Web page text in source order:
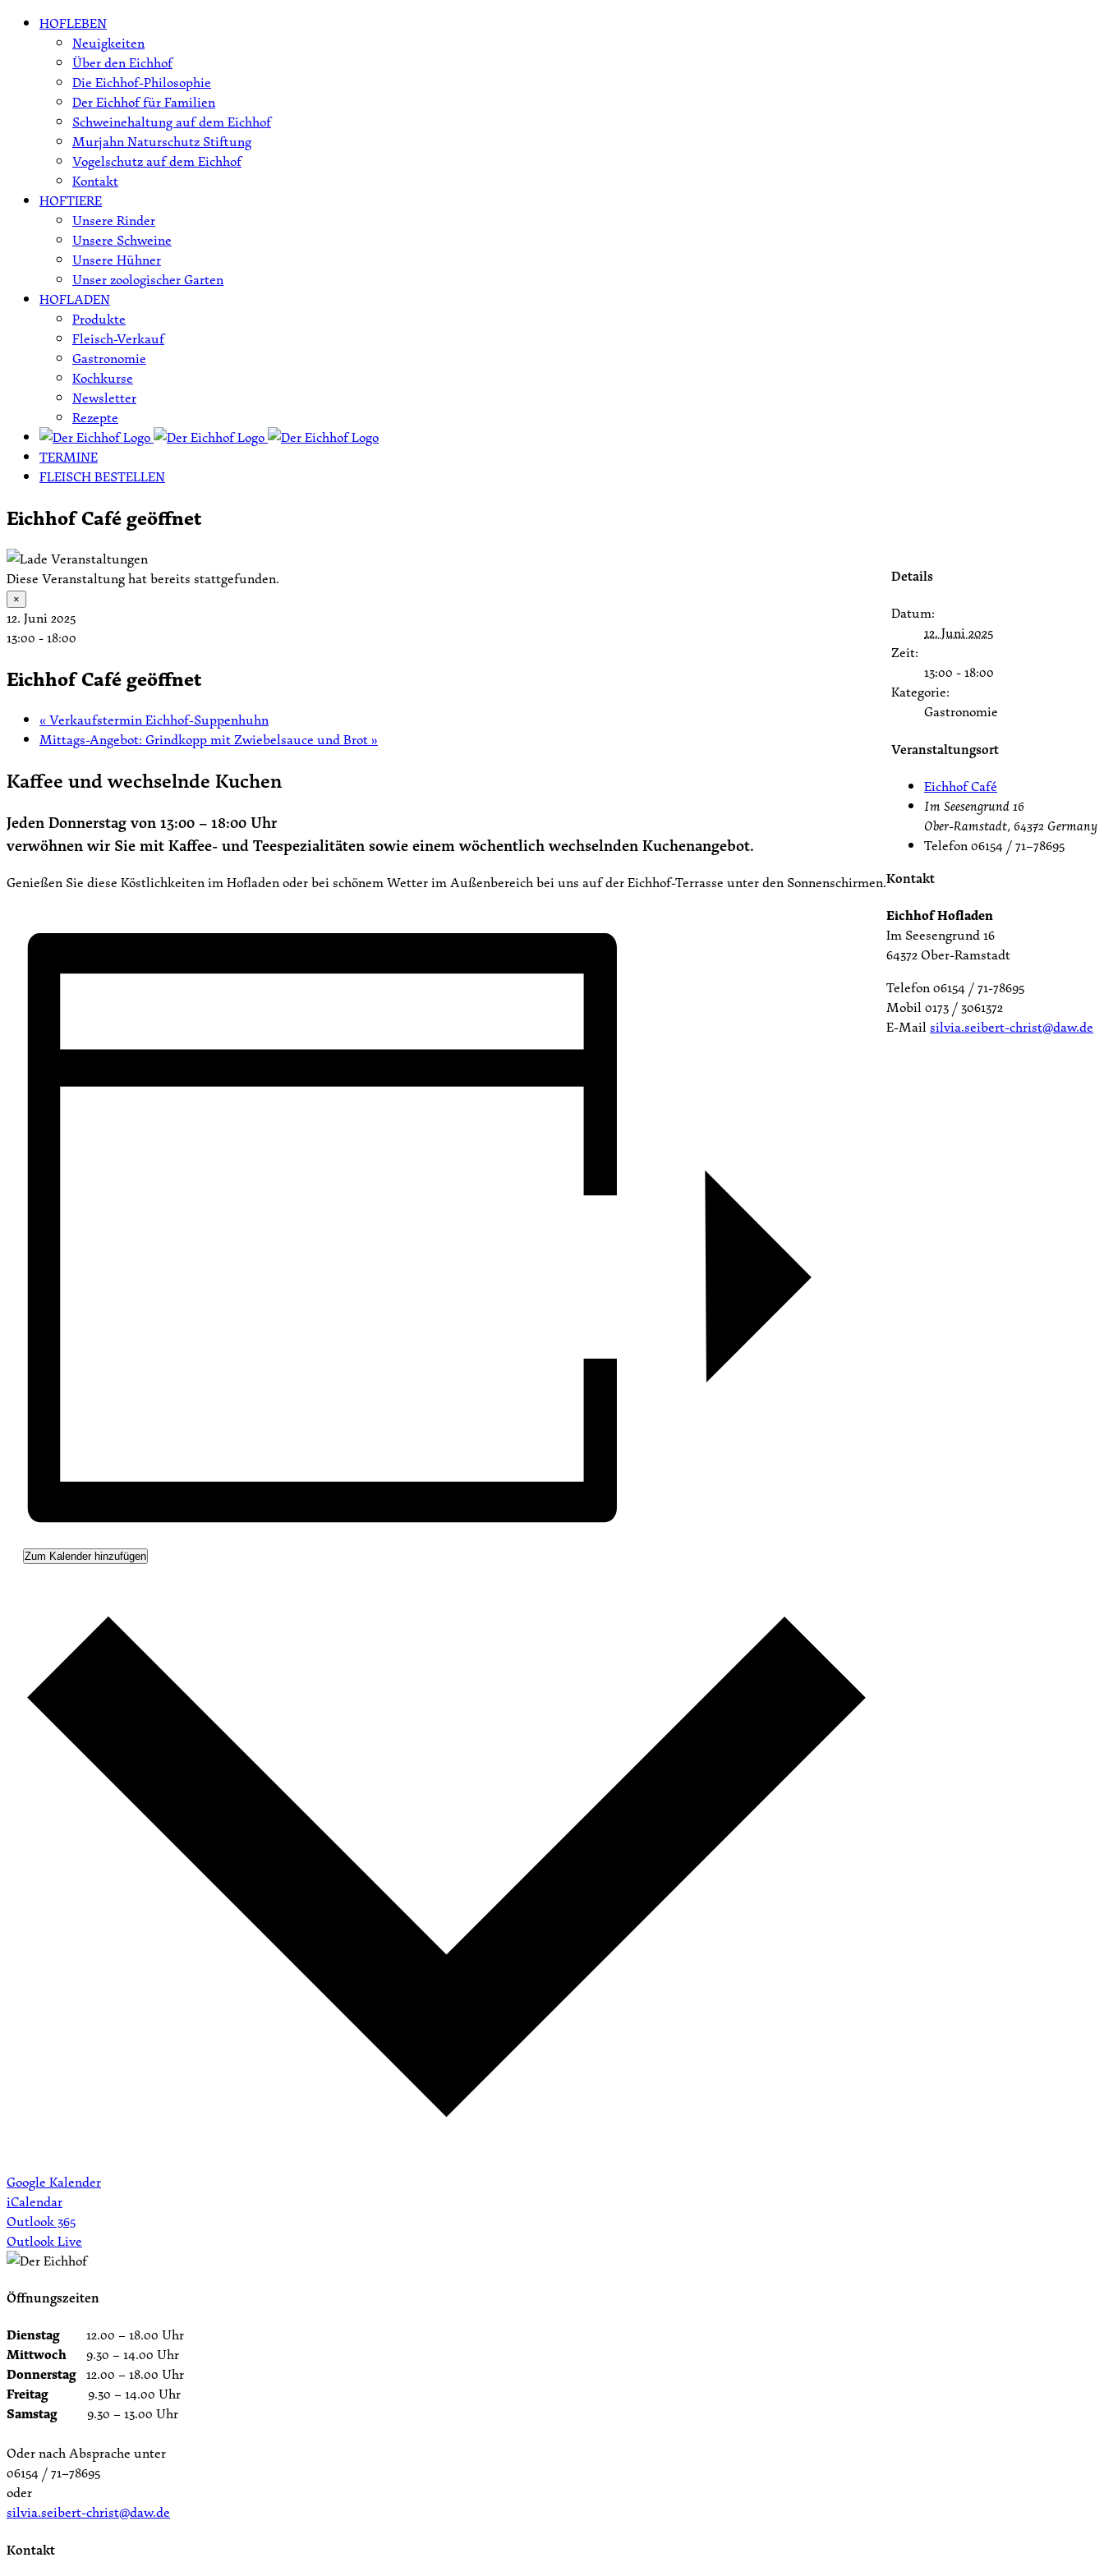
Skip HOFLEBEN
Neuigkeiten
Über den Eichhof
Die Eichhof-Philosophie
Der Eichhof für Familien
Schweinehaltung auf dem Eichhof
Murjahn Naturschutz Stiftung
Vogelschutz auf dem Eichhof
Kontakt
HOFTIERE
Unsere Rinder
Unsere Schweine
Unsere Hühner
Unser zoologischer Garten
HOFLADEN
Produkte
Fleisch-Verkauf
Gastronomie
Kochkurse
Newsletter
Rezepte
TERMINE
FLEISCH BESTELLEN
Eichhof Café geöffnet
Diese Veranstaltung hat bereits stattgefunden.
×
12. Juni 2025
13:00 -18:00
Eichhof Café geöffnet
« Verkaufstermin Eichhof-Suppenhuhn
Mittags-Angebot: Grindkopp mit Zwiebelsauce und Brot»
Kaffee und wechselnde Kuchen
Jeden Donnerstag von 13:00 – 18:00 Uhr
verwöhnen wir Sie mit Kaffee- und Teespezialitäten sowie einem wöchentlich wechselnden Kuchenangebot.
Genießen Sie diese Köstlichkeiten im Hofladen oder bei schönem Wetter im Außenbereich bei uns auf der Eichhof-Terrasse unter den Sonnenschirmen.
Zum Kalender hinzufügen
Google Kalender
iCalendar
Outlook 365
Outlook Live
Details
Datum:
12. Juni 2025
Zeit:
13:00 - 18:00
Kategorie:
Gastronomie
Veranstaltungsort
Eichhof Café
Im Seesengrund 16
Ober-Ramstadt, 64372 Germany
Telefon06154 / 71–78695
Kontakt
Eichhof Hofladen
Im Seesengrund 16
64372 Ober-Ramstadt
Telefon 06154 / 71-78695
Mobil 0173 / 3061372
E-Mailsilvia.seibert-christ@daw.de
Öffnungszeiten
Dienstag 12.00 – 18.00 Uhr
Mittwoch 9.30 – 14.00 Uhr
Donnerstag 12.00 – 18.00 Uhr
Freitag 9.30 – 14.00 Uhr
Samstag 9.30 – 13.00 Uhr
Oder nach Absprache unter
06154 / 71–78695
oder
silvia.seibert-christ@daw.de
Kontakt